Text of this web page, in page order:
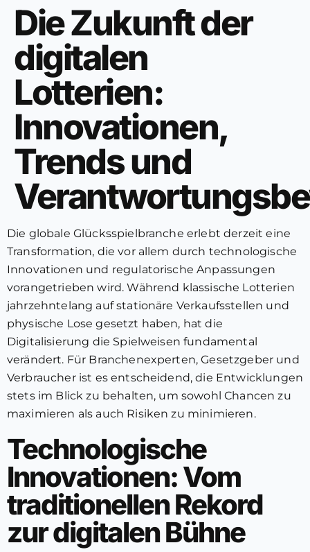
Die Zukunft der
digitalen
Lotterien:
Innovationen,
Trends und
Die globale Glücksspielbranche erlebt derzeit eine
Transformation, die vor allem durch technologische
Innovationen und regulatorische Anpassungen
vorangetrieben wird. Während klassische Lotterien
jahrzehntelang auf stationäre Verkaufsstellen und
physische Lose gesetzt haben, hat die
Digitalisierung die Spielweisen fundamental
verändert. Für Branchenexperten, Gesetzgeber und
Verbraucher ist es entscheidend, die Entwicklungen
stets im Blick zu behalten, um sowohl Chancen zu
maximieren als auch Risiken zu minimieren.
Technologische
Innovationen: Vom
traditionellen Rekord
zur digitalen Bühne